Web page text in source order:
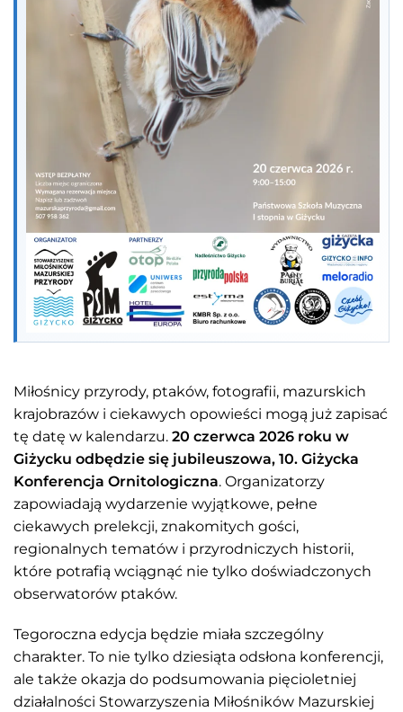
Miłośnicy przyrody, ptaków, fotografii, mazurskich
krajobrazów i ciekawych opowieści mogą już zapisać
tę datę w kalendarzu. 20 czerwca 2026 roku w
Giżycku odbędzie się jubileuszowa, 10. Giżycka
Konferencja Ornitologiczna. Organizatorzy
zapowiadają wydarzenie wyjątkowe, pełne
ciekawych prelekcji, znakomitych gości,
regionalnych tematów i przyrodniczych historii,
które potrafią wciągnąć nie tylko doświadczonych
obserwatorów ptaków.
Tegoroczna edycja będzie miała szczególny
charakter. To nie tylko dziesiąta odsłona konferencji,
ale także okazja do podsumowania pięcioletniej
działalności Stowarzyszenia Miłośników Mazurskiej